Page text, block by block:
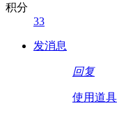
积分
33
发消息
回复
使用道具